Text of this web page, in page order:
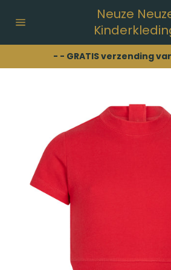
naar
Neuze
- - GRATIS verzending